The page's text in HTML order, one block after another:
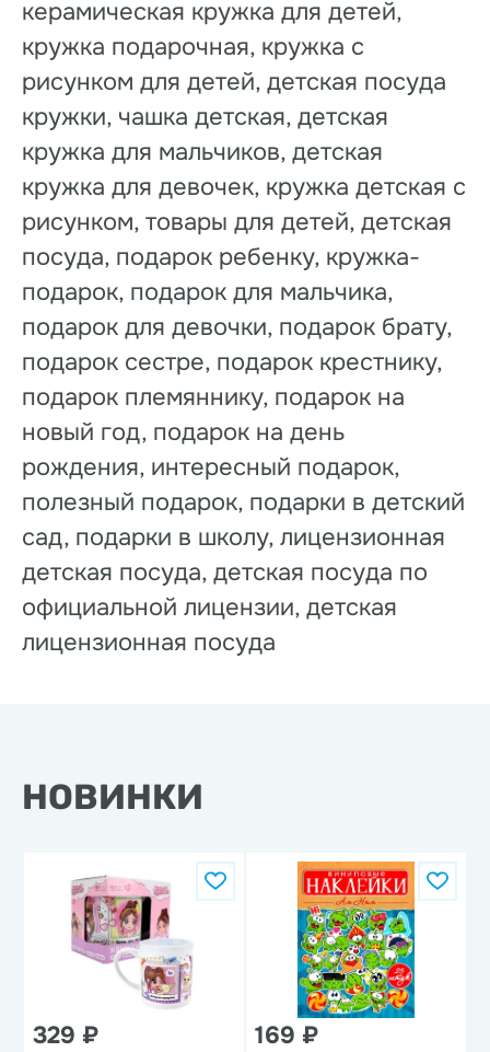
керамическая кружка для детей,
кружка подарочная, кружка с
рисунком для детей, детская посуда
кружки, чашка детская, детская
кружка для мальчиков, детская
кружка для девочек, кружка детская с
рисунком, товары для детей, детская
посуда, подарок ребенку, кружка-
подарок, подарок для мальчика,
подарок для девочки, подарок брату,
подарок сестре, подарок крестнику,
подарок племяннику, подарок на
новый год, подарок на день
рождения, интересный подарок,
полезный подарок, подарки в детский
сад, подарки в школу, лицензионная
детская посуда, детская посуда по
официальной лицензии, детская
лицензионная посуда
НОВИНКИ
329 ₽ 169 ₽